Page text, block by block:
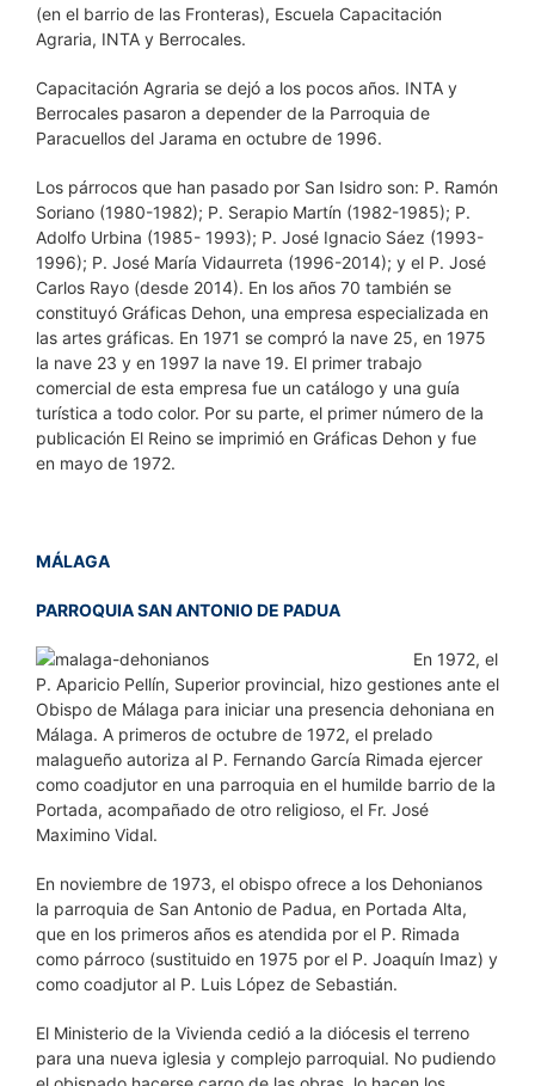
(en el barrio de las Fronteras), Escuela Capacitación
Agraria, INTA y Berrocales.
Capacitación Agraria se dejó a los pocos años. INTA y
Berrocales pasaron a depender de la Parroquia de
Paracuellos del Jarama en octubre de 1996.
Los párrocos que han pasado por San Isidro son: P. Ramón
Soriano (1980-1982); P. Serapio Martín (1982-1985); P.
Adolfo Urbina (1985- 1993); P. José Ignacio Sáez (1993-
1996); P. José María Vidaurreta (1996-2014); y el P. José
Carlos Rayo (desde 2014). En los años 70 también se
constituyó Gráficas Dehon, una empresa especializada en
las artes gráficas. En 1971 se compró la nave 25, en 1975
la nave 23 y en 1997 la nave 19. El primer trabajo
comercial de esta empresa fue un catálogo y una guía
turística a todo color. Por su parte, el primer número de la
publicación El Reino se imprimió en Gráficas Dehon y fue
en mayo de 1972.
MÁLAGA
PARROQUIA SAN ANTONIO DE PADUA
En 1972, el
P. Aparicio Pellín, Superior provincial, hizo gestiones ante el
Obispo de Málaga para iniciar una presencia dehoniana en
Málaga. A primeros de octubre de 1972, el prelado
malagueño autoriza al P. Fernando García Rimada ejercer
como coadjutor en una parroquia en el humilde barrio de la
Portada, acompañado de otro religioso, el Fr. José
Maximino Vidal.
En noviembre de 1973, el obispo ofrece a los Dehonianos
la parroquia de San Antonio de Padua, en Portada Alta,
que en los primeros años es atendida por el P. Rimada
como párroco (sustituido en 1975 por el P. Joaquín Imaz) y
como coadjutor al P. Luis López de Sebastián.
El Ministerio de la Vivienda cedió a la diócesis el terreno
para una nueva iglesia y complejo parroquial. No pudiendo